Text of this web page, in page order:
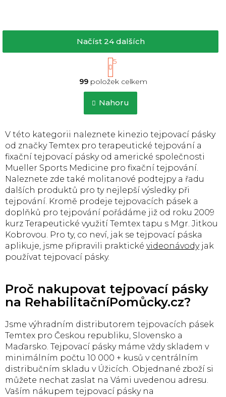
O
v
l
á
d
c
í
p
r
v
k
y
v
ý
p
i
s
u
Načíst 24 dalších
S
t
r
á
n
k
o
á
n
í
5
99položek celkem
Nahoru
V této kategorii naleznete kinezio tejpovací pásky
od značky Temtex pro terapeutické tejpování a
fixační tejpovací pásky od americké společnosti
Mueller Sports Medicine pro fixační tejpování.
Naleznete zde také molitanové podtejpy a řadu
dalších produktů pro ty nejlepší výsledky při
tejpování. Kromě prodeje tejpovacích pásek a
doplňků pro tejpování pořádáme již od roku 2009
kurz Terapeutické využití Temtex tapu s Mgr. Jitkou
Kobrovou. Pro ty, co neví, jak se tejpovací páska
aplikuje, jsme připravili praktické videonávodyjak
používat tejpovací pásky.
Proč nakupovat tejpovací pásky
na RehabilitačníPomůcky.cz?
Jsme výhradním distributorem tejpovacích pásek
Temtex pro Českou republiku, Slovensko a
Maďarsko. Tejpovací pásky máme vždy skladem v
minimálním počtu 10 000 + kusů v centrálním
distribučním skladu v Úžicích. Objednané zboží si
můžete nechat zaslat na Vámi uvedenou adresu.
Vaším nákupem tejpovací pásky na